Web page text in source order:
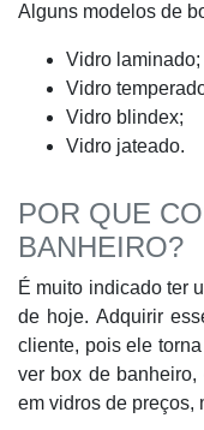
Alguns modelos de
Vidro laminado;
Vidro
Vidro blindex;
Vidro jateado.
POR QUE
BANHEIRO?
É muito indicado ter
de hoje. Adquirir
cliente, pois ele
ver box de
em vidros de preços,